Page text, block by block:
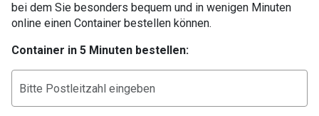
bei dem Sie besonders bequem und in wenigen Minuten
online einen Container bestellen können.
Container in 5 Minuten bestellen: